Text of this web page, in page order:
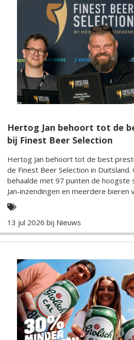
Hertog Jan behoort tot de
bij Finest Beer Selection
Hertog Jan behoort tot de best
de Finest Beer Selection in
behaalde met 97 punten de hoogste
Jan-inzendingen en meerdere bieren
in de prijzen.
13 jul 2026 bij Nieuws